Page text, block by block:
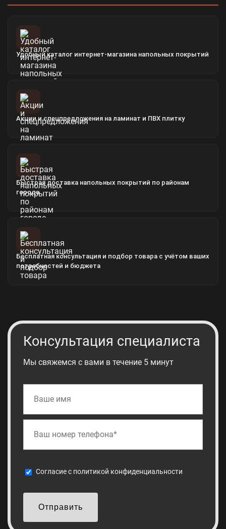
Удобный каталог интернет-магазина напольных покрытий
Акции и спецпредложения на ламинат и ПВХ плитку
Быстрая доставка напольных покрытий по районам
города
Бесплатная консультация и подбор товара с учётом ваших
потребностей и бюджета
Консультация специалиста
Мы свяжемся с вами в течение 5 минут
Cогласие с политикой конфиденциальности
Отправить